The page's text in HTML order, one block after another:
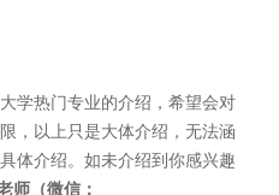
学热门专业的介绍，希望会对
，以上只是大体介绍，无法涵
体介绍。如未介绍到你感兴趣
师（微信：